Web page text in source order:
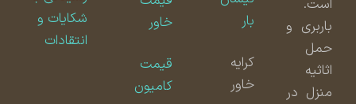
است.
باربری و
حمل
اثاثیه
منزل در
قیمت
کامیون
شکایات و
انتقادات